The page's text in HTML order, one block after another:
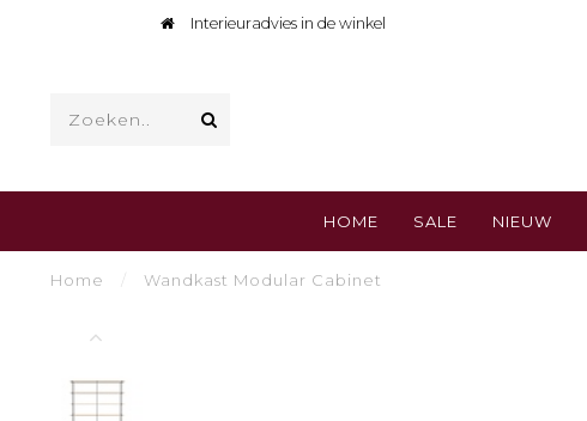
Interieuradvies in de winkel
HOME SALE NIEUW
Home Wandkast Modular Cabinet